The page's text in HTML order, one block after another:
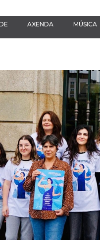
AXENDA MÚSICA